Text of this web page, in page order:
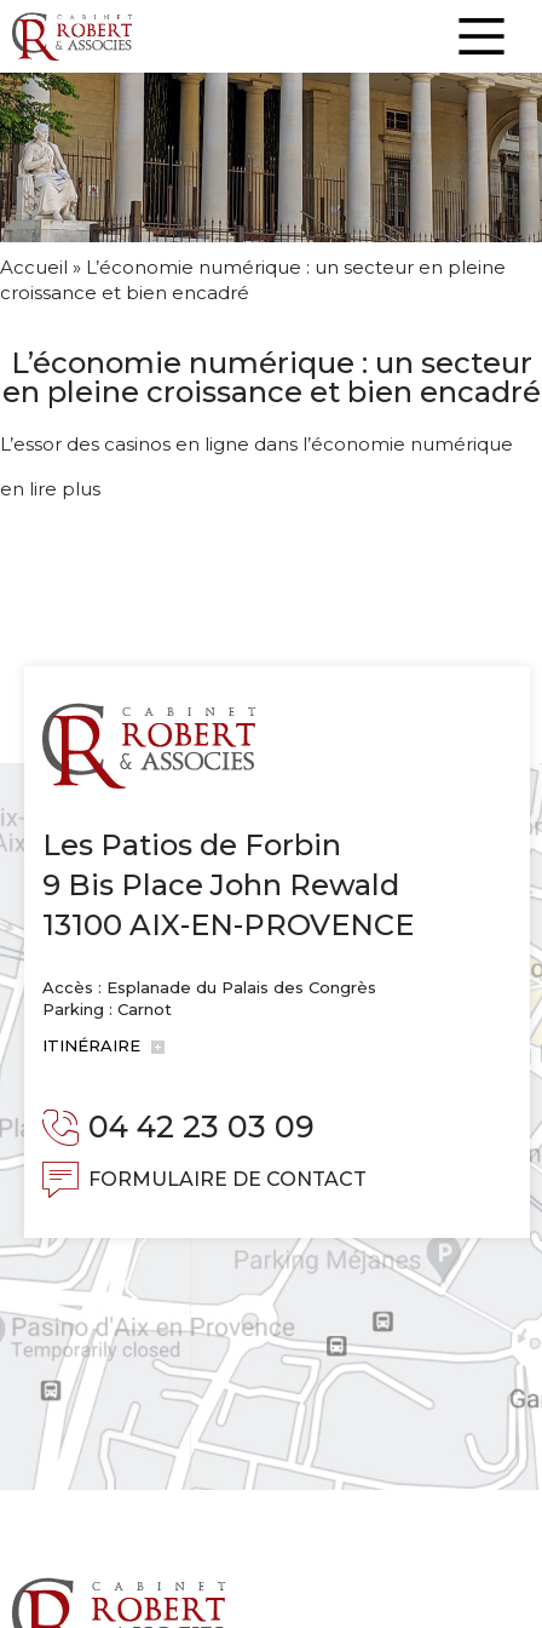
Accueil » L’économie numérique : un secteur en pleine
croissance et bien encadré
L’économie numérique : un secteur
en pleine croissance et bien encadré
L’essor des casinos en ligne dans l’économie numérique
en lire plus
Les Patios de Forbin
9 Bis Place John Rewald
13100 AIX-EN-PROVENCE
Accès : Esplanade du Palais des Congrès
Parking : Carnot
ITINÉRAIRE
04 42 23 03 09
FORMULAIRE DE CONTACT